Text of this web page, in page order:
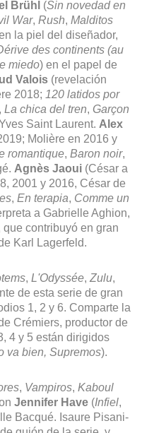
Brühl (Sin novedad en
War, Rush, Malditos
la piel del diseñador,
des continents (au
miedo) en el papel de
Valois (revelación
2018; 120 latidos por
, La chica del tren, Garçon
Saint Laurent. Alex
Molière en 2016 y
romantique, Baron noir
Agnès Jaoui (César a
2001 y 2016, César de
, En terapia, Comme un
a Gabrielle Aghion,
que contribuyó en gran
Karl Lagerfeld.
, L'Odyssée, Zulu
de esta serie de gran
1, 2 y 6. Comparte la
Crémiers, productor de
4 y 5 están dirigidos
va bien, Supremos).
, Vampiros, Kaboul
Jennifer Have (Infiel
Bacqué. Isaure Pisani-